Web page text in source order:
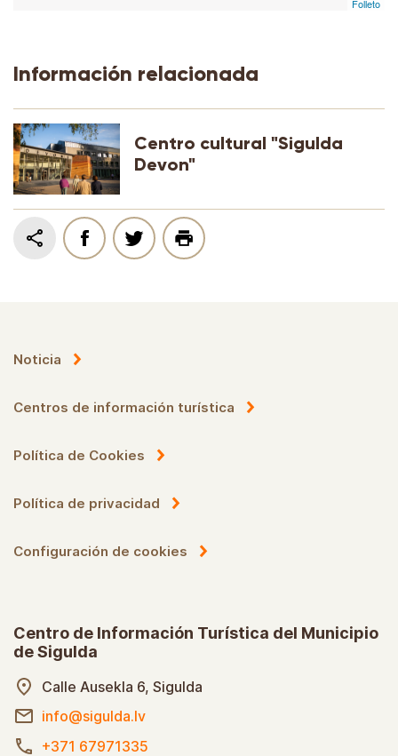
Folleto
Información relacionada
Centro cultural "Sigulda
Devon"
Noticia
Centros de información turística
Política de Cookies
Política de privacidad
Configuración de cookies
Centro de Información Turística del Municipio
de Sigulda
Calle Ausekla 6, Sigulda
info@sigulda.lv
+371 67971335